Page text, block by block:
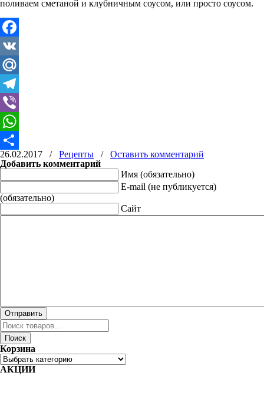
поливаем сметаной и клубничным соусом, или просто соусом.
Facebook
VK
Mail.Ru
Telegram
Viber
WhatsApp
Отправить
26.02.2017 / Рецепты / Оставить комментарий
Добавить комментарий
Имя (обязательно)
E-mail (не публикуется)
(обязательно)
Сайт
Поиск
товаров
Поиск
Корзина
АКЦИИ